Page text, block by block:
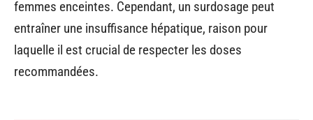
femmes enceintes. Cependant, un surdosage peut
entraîner une insuffisance hépatique, raison pour
laquelle il est crucial de respecter les doses
recommandées.